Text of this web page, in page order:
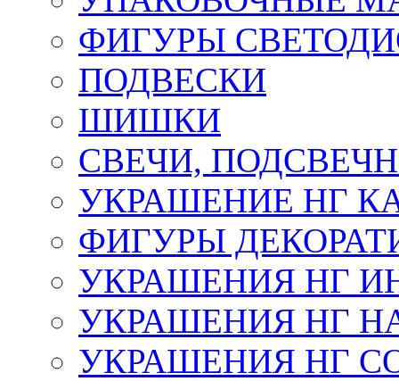
ФИГУРЫ
ПОДВЕСКИ
ШИШКИ
СВЕЧИ,
УКРАШЕНИЕ НГ
ФИГУРЫ
УКРАШЕНИЯ НГ
УКРАШЕНИЯ НГ
УКРАШЕНИЯ НГ